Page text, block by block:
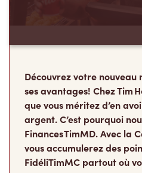
Découvrez votre
ses avantages! Chez Tim
que vous méritez d’en
argent. C’est pourquoi
Finances TimMD. Avec la
vous accumulerez des
FidéliTimMC partout où